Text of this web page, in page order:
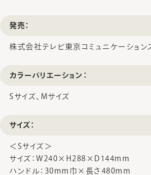
発売：
株式会社テレビ東京コミュニケーション
カラーバリエーション：
Sサイズ、Mサイズ
サイズ：
＜Sサイズ＞
サイズ：W240×H288×D144mm
ハンドル：30mm巾×長さ480mm